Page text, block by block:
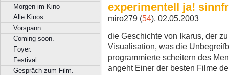
Morgen im Kino
Alle Kinos.
Vorspann.
Coming soon.
Foyer.
Festival.
Gespräch zum Film.
experimentell ja!
miro279 (54), 02.05.2003
die Geschichte von Ikarus, der
Visualisation, was die
programmierte scheitern des
angeht Einer der besten Filme